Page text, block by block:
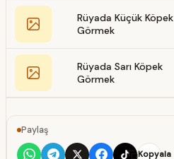
Rüyada Küçük Köpek
Görmek
Rüyada Sarı Köpek
Görmek
Paylaş
Kopyala